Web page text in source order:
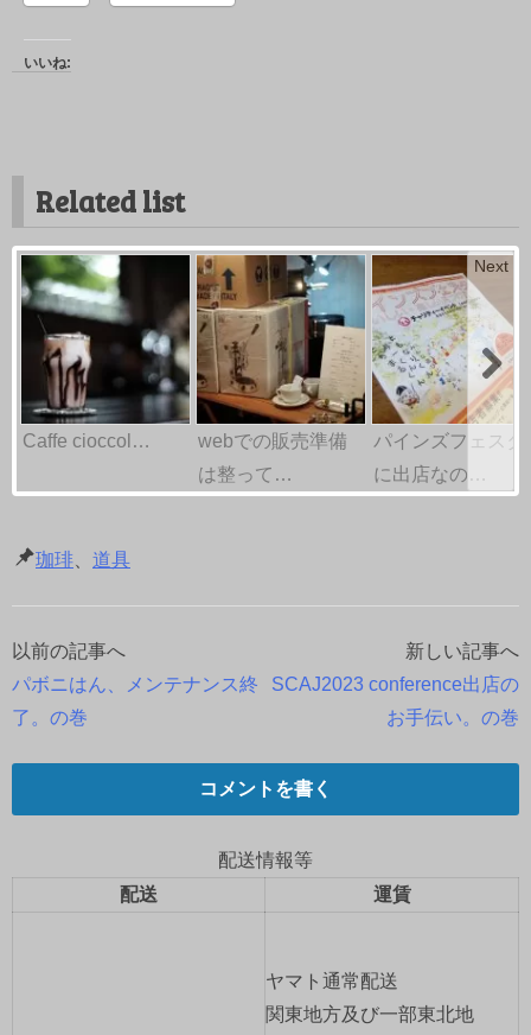
いいね:
Related list
Caffe cioccol…
webでの販売準備
は整って…
パインズフェスタ
に出店なの…
Next
珈琲 道具
投
稿
ナ
ビ
ー
以前の記事へ
パボニはん、メンテナンス終
了。の巻
新しい記事へ
SCAJ2023 conference出店の
お手伝い。の巻
コメントを書く
配送情報等
配送
運賃
ヤマト通常配送
関東地方及び一部東北地